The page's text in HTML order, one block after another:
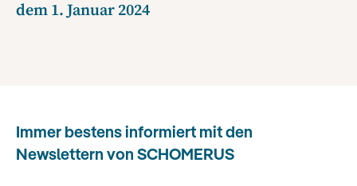
dem 1. Januar 2024
Immer bestens informiert mit den
Newslettern von SCHOMERUS